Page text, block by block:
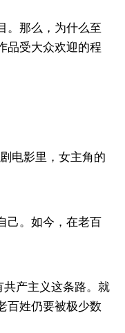
。那么，为什么至
品受大众欢迎的程
电影里，女主角的
己。如今，在老百
产主义这条路。就
百姓仍要被极少数